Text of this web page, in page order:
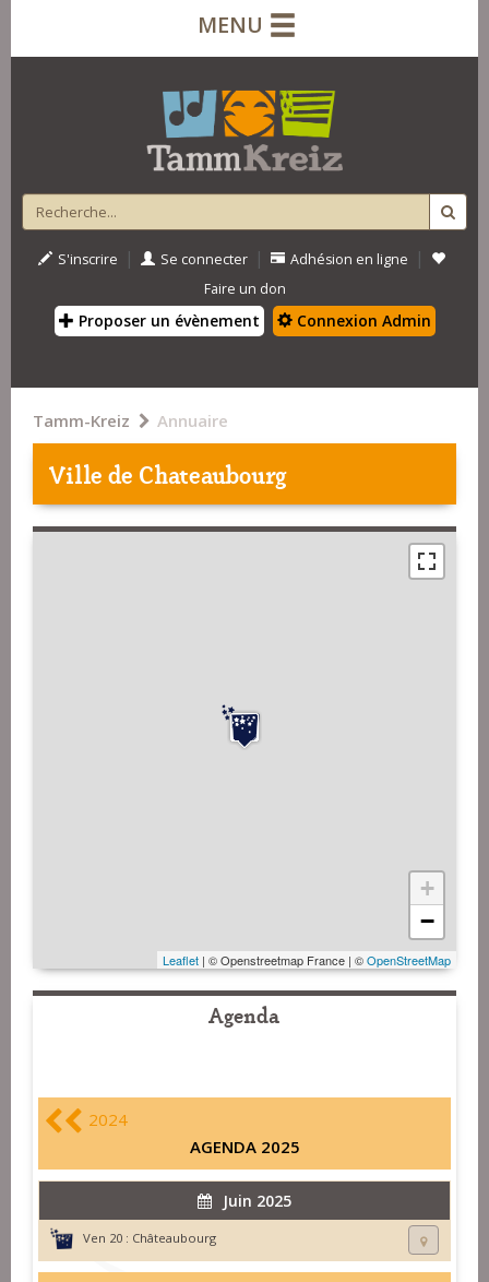
MENU
S'inscrire | Se connecter | Adhésion en ligne |
Faire un don
Proposer un évènement Connexion Admin
Tamm-Kreiz Annuaire
Ville de Chateaubourg
+
−
Leaflet | © Openstreetmap France | ©OpenStreetMap
Agenda
2024
AGENDA 2025
Juin 2025
Ven 20 : Châteaubourg